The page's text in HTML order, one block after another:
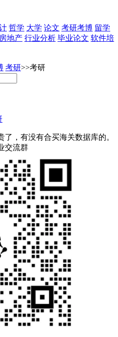
哲学 大学 论文 考研考博 留学
房地产 行业分析 毕业论文 软件培
考研>>考研
，有没有合买海关数据库的。
交流群